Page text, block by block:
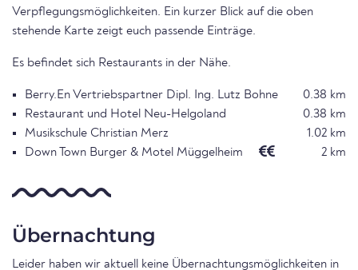
Verpflegungsmöglichkeiten. Ein kurzer Blick auf die oben
stehende Karte zeigt euch passende Einträge.
Es befindet sich Restaurants in der Nähe.
Berry.En Vertriebspartner Dipl. Ing. Lutz Bohne
0.38 km
Restaurant und Hotel Neu-Helgoland
0.38 km
Musikschule Christian Merz
1.02 km
Down Town Burger & Motel Müggelheim
2 km
Übernachtung
Leider haben wir aktuell keine Übernachtungsmöglichkeiten in